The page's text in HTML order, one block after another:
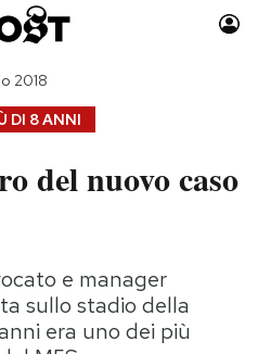
Auto
Moda
Storie/Idee
Ok Boomer!
Media
DI 8 ANNI
2018
del nuovo caso
e manager
sullo stadio della
era uno dei più